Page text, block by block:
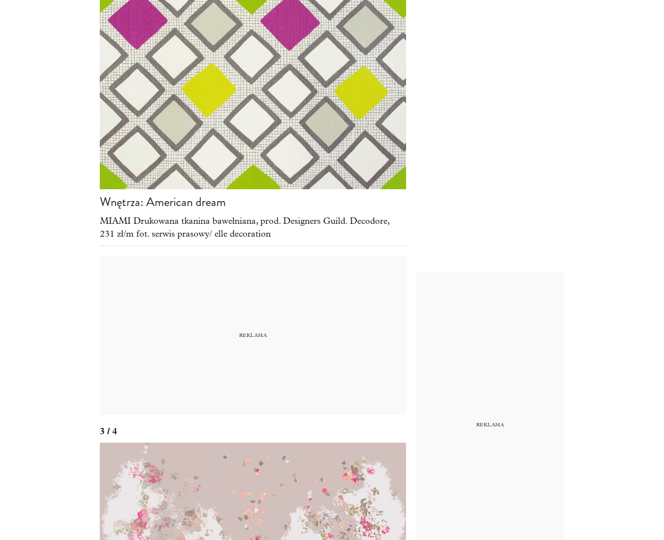
Wnętrza: American dream
MIAMI Drukowana tkanina bawełniana, prod. Designers Guild. Decodore,
231 zł/m fot. serwis prasowy/ elle decoration
3 / 4